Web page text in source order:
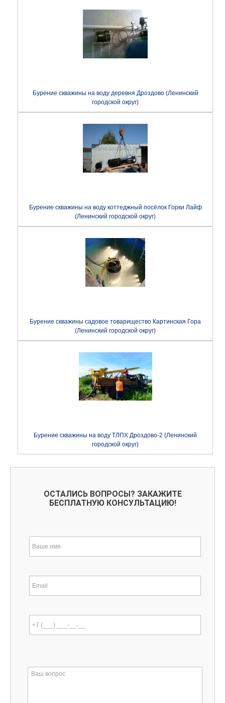
Бурение скважины на воду деревня Дроздово (Ленинский
городской округ)
Бурение скважины на воду коттеджный посёлок Горки Лайф
(Ленинский городской округ)
Бурение скважины садовое товарищество Картинская Гора
(Ленинский городской округ)
Бурение скважины на воду ТЛПХ Дроздово-2 (Ленинский
городской округ)
ОСТАЛИСЬ ВОПРОСЫ? ЗАКАЖИТЕ
БЕСПЛАТНУЮ КОНСУЛЬТАЦИЮ!